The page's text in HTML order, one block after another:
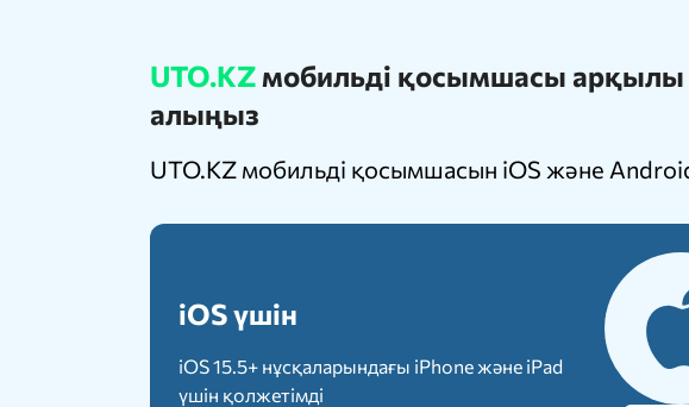
UTO.KZ мобильді қосымшасы арқылы
алыңыз
UTO.KZ мобильді қосымшасын iOS және
iOS үшін
iOS 15.5+ нұсқаларындағы iPhone және iPad
үшін қолжетімді